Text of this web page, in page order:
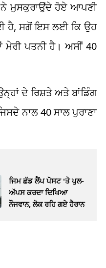
ਮੁਸਕੁਰਾਉਂਦੇ ਹੋਏ ਆਪਣੀ
ਹੈ, ਸਗੋਂ ਇਸ ਲਈ ਕਿ ਉਹ
ਪਤਨੀ ਹੈ। ਅਸੀਂ 40
ਦੇ ਰਿਸ਼ਤੇ ਅਤੇ ਬਾਂਡਿੰਗ
ਨਾਲ 40 ਸਾਲ ਪੁਰਾਣਾ
ਜਿਮ ਛੱਡ ਲੈਂਪ ਪੋਸਟ 'ਤੇ ਪੁਲ-
ਅੱਪਸ ਕਰਦਾ ਦਿਖਿਆ
ਨੌਜਵਾਨ, ਲੋਕ ਰਹਿ ਗਏ ਹੈਰਾਨ